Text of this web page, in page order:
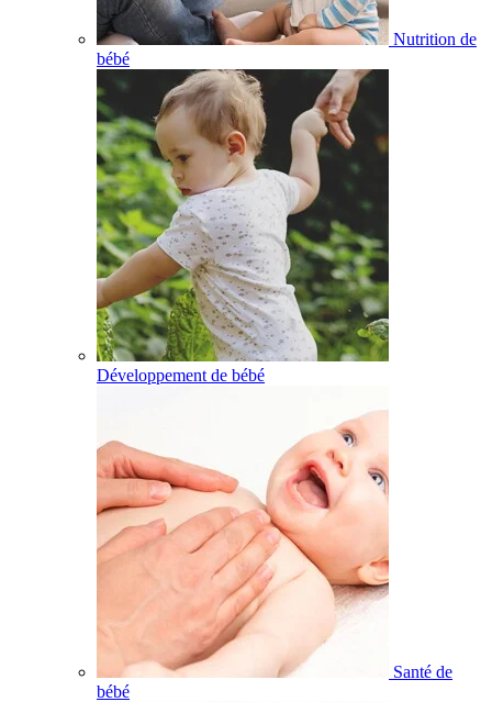
Nutrition de
bébé
Développement de bébé
Santé de
bébé